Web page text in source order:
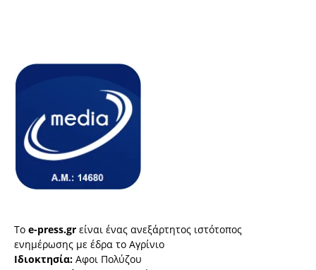
Το e-press.gr είναι ένας ανεξάρτητος ιστότοπος
ενημέρωσης με έδρα το Αγρίνιο
Ιδιοκτησία: Αφοι Πολύζου